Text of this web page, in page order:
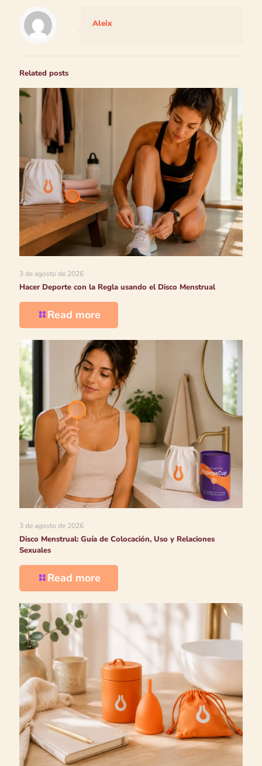
Aleix
Related posts
3 de agosto de 2026
Hacer Deporte con la Regla usando el Disco Menstrual
Read more
3 de agosto de 2026
Disco Menstrual: Guía de Colocación, Uso y Relaciones
Sexuales
Read more